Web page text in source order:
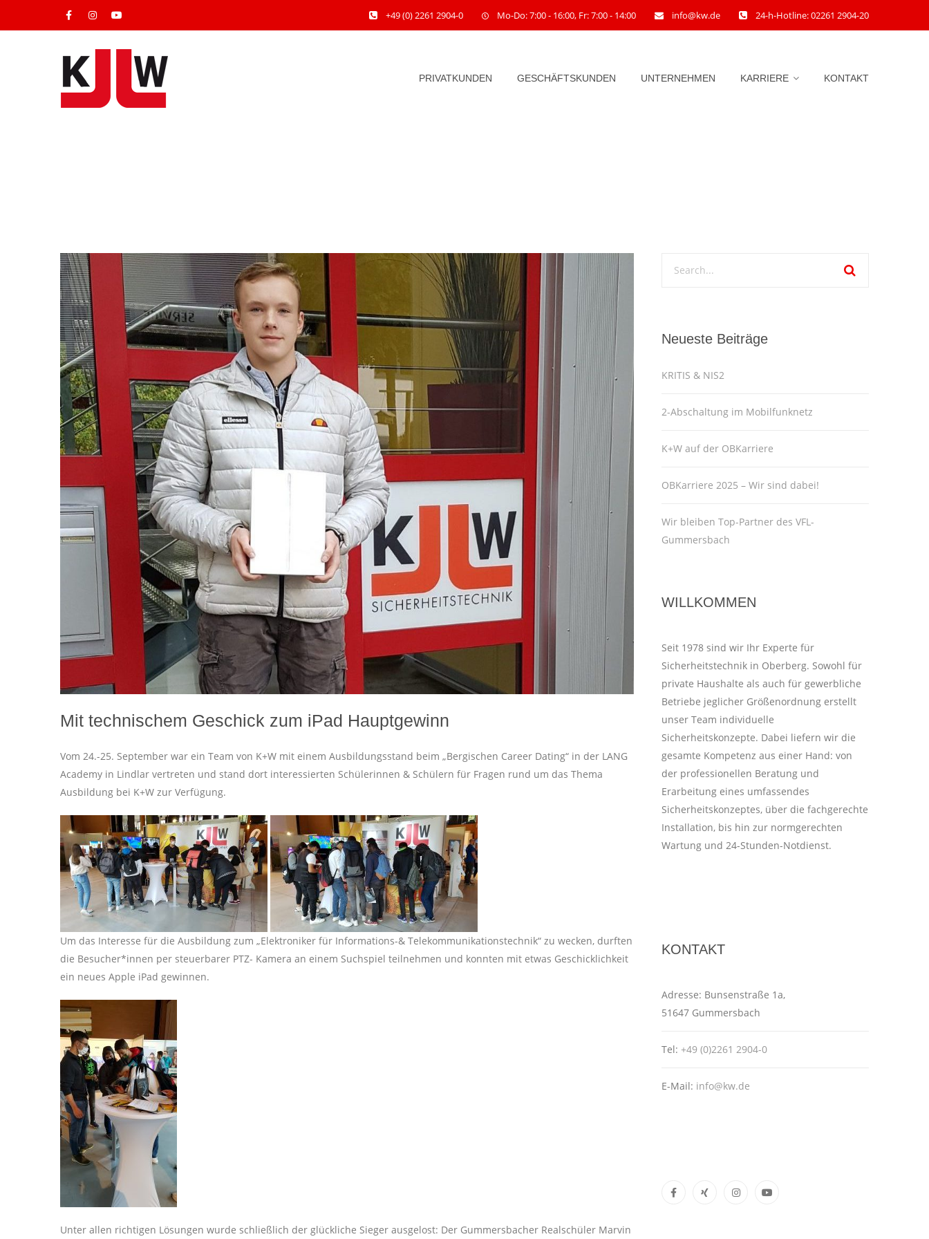
+49 (0) 2261 2904-0 Mo-Do: 7:00 - 16:00, Fr: 7:00 - 14:00 info@kw.de 24-h-Hotline: 02261 2904-20
PRIVATKUNDEN GESCHÄFTSKUNDEN UNTERNEHMEN KARRIERE KONTAKT
Mit technischem Geschick zum iPad Hauptgewinn
Vom 24.-25. September war ein Team von K+W mit einem Ausbildungsstand beim „Bergischen Career Dating“ in der LANG
Academy in Lindlar vertreten und stand dort interessierten Schülerinnen & Schülern für Fragen rund um das Thema
Ausbildung bei K+W zur Verfügung.
Um das Interesse für die Ausbildung zum „Elektroniker für Informations-& Telekommunikationstechnik“ zu wecken, durften
die Besucher*innen per steuerbarer PTZ- Kamera an einem Suchspiel teilnehmen und konnten mit etwas Geschicklichkeit
ein neues Apple iPad gewinnen.
Unter allen richtigen Lösungen wurde schließlich der glückliche Sieger ausgelost: Der Gummersbacher Realschüler Marvin
Neueste Beiträge
KRITIS & NIS2
2-Abschaltung im Mobilfunknetz
K+W auf der OBKarriere
OBKarriere 2025 – Wir sind dabei!
Wir bleiben Top-Partner des VFL-
Gummersbach
WILLKOMMEN
Seit 1978 sind wir Ihr Experte für
Sicherheitstechnik in Oberberg. Sowohl für
private Haushalte als auch für gewerbliche
Betriebe jeglicher Größenordnung erstellt
unser Team individuelle
Sicherheitskonzepte. Dabei liefern wir die
gesamte Kompetenz aus einer Hand: von
der professionellen Beratung und
Erarbeitung eines umfassendes
Sicherheitskonzeptes, über die fachgerechte
Installation, bis hin zur normgerechten
Wartung und 24-Stunden-Notdienst.
KONTAKT
Adresse: Bunsenstraße 1a,
51647 Gummersbach
Tel: +49 (0)2261 2904-0
E-Mail: info@kw.de